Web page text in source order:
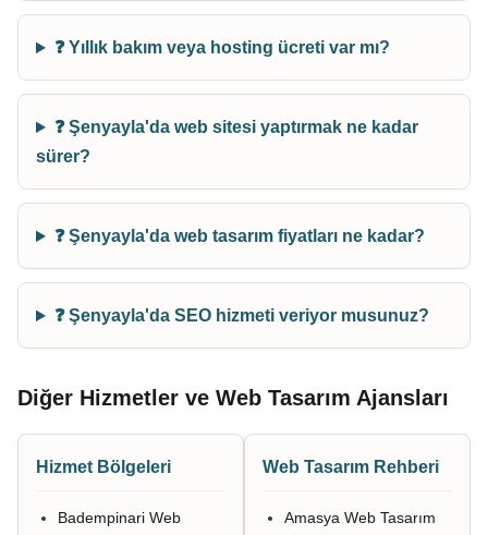
❓ Yıllık bakım veya hosting ücreti var mı?
❓ Şenyayla'da web sitesi yaptırmak ne kadar
sürer?
❓ Şenyayla'da web tasarım fiyatları ne kadar?
❓ Şenyayla'da SEO hizmeti veriyor musunuz?
Diğer Hizmetler ve Web Tasarım Ajansları
Hizmet Bölgeleri
Badempinari Web
Web Tasarım Rehberi
Amasya Web Tasarım